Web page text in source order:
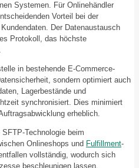
Systemen. Für Onlinehändler
Vorteil bei der
Der Datenaustausch
Protokoll, das höchste
in bestehende E-Commerce-
sondern optimiert auch
Lagerbestände und
synchronisiert. Dies minimiert
erheblich.
Technologie beim
Onlineshops und Fulfillment-
vollständig, wodurch sich
beschleunigen lassen.